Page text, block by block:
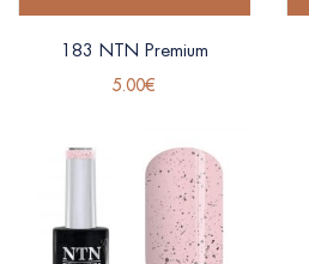
183 NTN Premium
5.00€